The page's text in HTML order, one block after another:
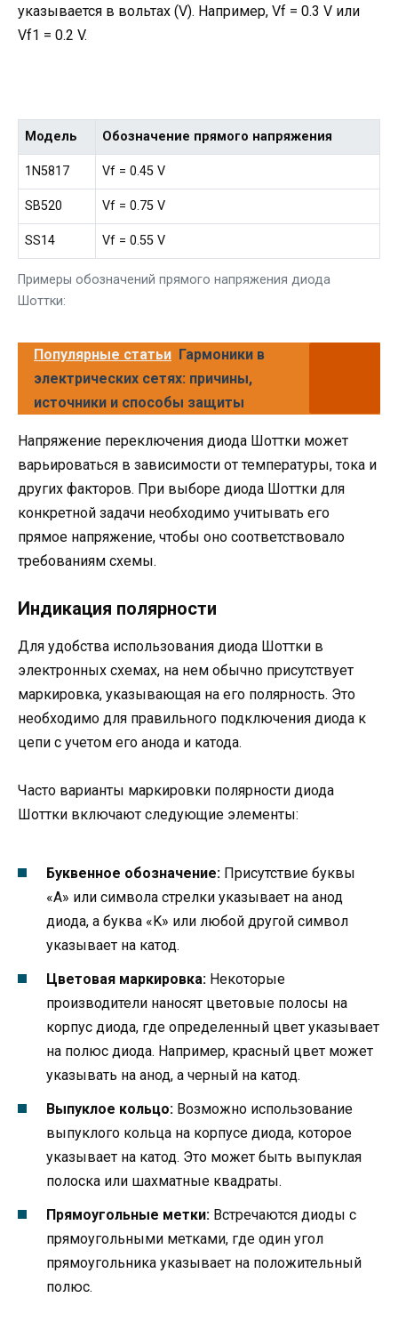
указывается в вольтах (V). Например, Vf = 0.3 V или
Vf1 = 0.2 V.
Примеры обозначений прямого напряжения диода
Шоттки:
Модель Обозначение прямого напряжения
1N5817 Vf = 0.45 V
SB520 Vf = 0.75 V
SS14 Vf = 0.55 V
Популярные статьи Гармоники в
электрических сетях: причины,
источники и способы защиты
Напряжение переключения диода Шоттки может
варьироваться в зависимости от температуры, тока и
других факторов. При выборе диода Шоттки для
конкретной задачи необходимо учитывать его
прямое напряжение, чтобы оно соответствовало
требованиям схемы.
Индикация полярности
Для удобства использования диода Шоттки в
электронных схемах, на нем обычно присутствует
маркировка, указывающая на его полярность. Это
необходимо для правильного подключения диода к
цепи с учетом его анода и катода.
Часто варианты маркировки полярности диода
Шоттки включают следующие элементы:
Буквенное обозначение: Присутствие буквы
«A» или символа стрелки указывает на анод
диода, а буква «K» или любой другой символ
указывает на катод.
Цветовая маркировка: Некоторые
производители наносят цветовые полосы на
корпус диода, где определенный цвет указывает
на полюс диода. Например, красный цвет может
указывать на анод, а черный на катод.
Выпуклое кольцо: Возможно использование
выпуклого кольца на корпусе диода, которое
указывает на катод. Это может быть выпуклая
полоска или шахматные квадраты.
Прямоугольные метки: Встречаются диоды с
прямоугольными метками, где один угол
прямоугольника указывает на положительный
полюс.